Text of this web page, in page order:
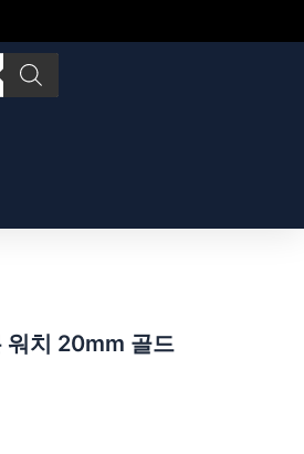
워치 20mm 골드